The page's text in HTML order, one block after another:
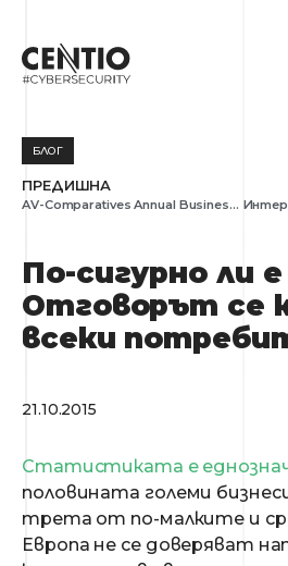
БЛОГ
ПРЕДИШНА
AV-Comparatives Annual Business Review отличи отдалечената администрация, леснотата за работа и дизайна на бизнес решенията на ESET
По-сигурно ли
Отговорът се
всеки
21.10.2015
Статистиката е
половината големи
трета от по-малките и
Европа не се доверяват